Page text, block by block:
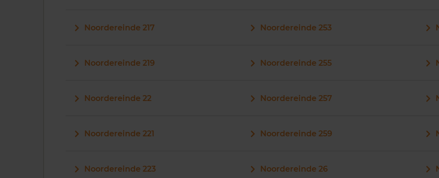
Noordereinde 217
Noordereinde 219
Noordereinde 22
Noordereinde 221
Noordereinde 223
Noordereinde 253
Noordereinde 255
Noordereinde 257
Noordereinde 259
Noordereinde 26